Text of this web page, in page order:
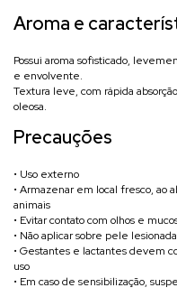
Aroma e
Possui aroma sofisticado,
e envolvente.
Textura leve, com rápida
oleosa.
Precauções
• Uso externo
• Armazenar em local fresco, ao
animais
• Evitar contato com olhos e
• Não aplicar sobre pele
• Gestantes e lactantes devem
uso
• Em caso de sensibilização,